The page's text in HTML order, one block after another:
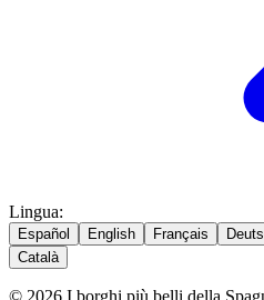
Lingua:
Español English Français
Català